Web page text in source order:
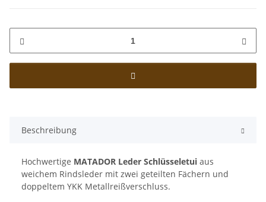
Beschreibung
Hochwertige MATADOR Leder Schlüsseletui aus
weichem Rindsleder mit zwei geteilten Fächern und
doppeltem YKK Metallreißverschluss.